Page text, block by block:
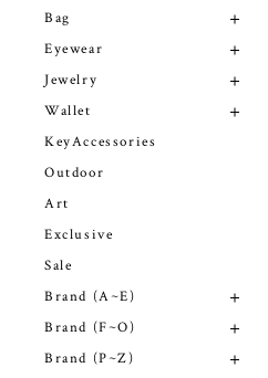
Bag
Eyewear
Jewelry
Wallet
KeyAccessories
Outdoor
Art
Exclusive
Sale
Brand (A~E)
Brand (F~O)
Brand (P~Z)